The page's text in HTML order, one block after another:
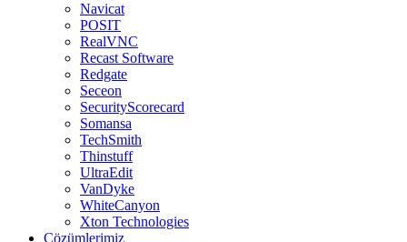
Navicat
POSIT
RealVNC
Recast Software
Redgate
Seceon
SecurityScorecard
Somansa
TechSmith
Thinstuff
UltraEdit
VanDyke
WhiteCanyon
Xton Technologies
Çözümlerimiz